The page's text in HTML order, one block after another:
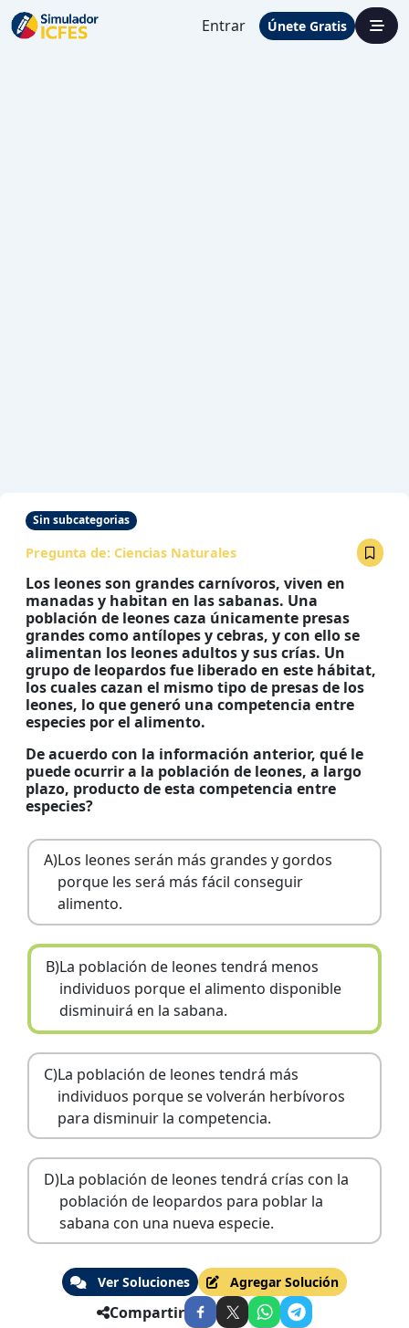
Entrar Únete Gratis
Sin subcategorias
Pregunta de: Ciencias Naturales
Los leones son grandes carnívoros, viven en
manadas y habitan en las sabanas. Una
población de leones caza únicamente presas
grandes como antílopes y cebras, y con ello se
alimentan los leones adultos y sus crías. Un
grupo de leopardos fue liberado en este hábitat,
los cuales cazan el mismo tipo de presas de los
leones, lo que generó una competencia entre
especies por el alimento.
De acuerdo con la información anterior, qué le
puede ocurrir a la población de leones, a largo
plazo, producto de esta competencia entre
especies?
A)Los leones serán más grandes y gordos
porque les será más fácil conseguir
alimento.
B)La población de leones tendrá menos
individuos porque el alimento disponible
disminuirá en la sabana.
C)La población de leones tendrá más
individuos porque se volverán herbívoros
para disminuir la competencia.
D)La población de leones tendrá crías con la
población de leopardos para poblar la
sabana con una nueva especie.
Ver Soluciones Agregar Solución
Compartir